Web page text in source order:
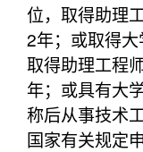
位，取得助理
2年；或取得大
取得助理工程
年；或具有大
称后从事技术
国家有关规定申